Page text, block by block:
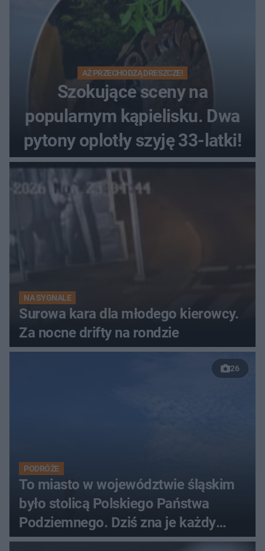
AŻ PRZECHODZĄ DRESZCZE!
Szokujące sceny na
popularnym kąpielisku. Dwa
pytony oplotły szyję 33-latki!
NA SYGNALE
Surowa kara dla młodego kierowcy.
Za nocne drifty na rondzie
26
PODRÓŻE
To miasto w województwie śląskim
było stolicą Polskiego Państwa
Podziemnego. Dziś zna je każdy
pielgrzym